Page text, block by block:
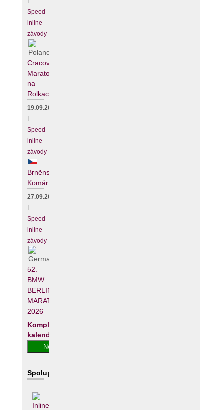
Speed
inline
závody
Cracovia
Maraton
na
Rolkach
19.09.2026
Speed
inline
závody
Brněnský
Komár
27.09.2026
Speed
inline
závody
52.
BMW
BERLIN-
MARATHON
2026
Kompletní
kalendář
Spolupracujeme